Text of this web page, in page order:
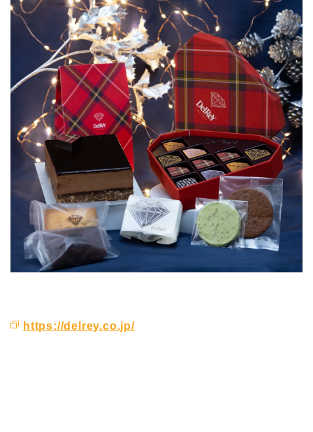
https://delrey.co.jp/